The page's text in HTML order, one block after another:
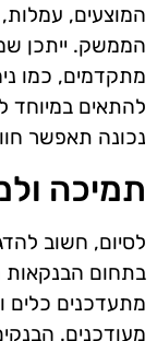
המוצעים, עמלות,
הממשק. ייתכן
מתקדמים, כמו
להתאים
נכונה תאפשר
תמיכה
לסיום, חשוב
בתחום הבנקאות
מתעדכנים כלים
מעודכנים.